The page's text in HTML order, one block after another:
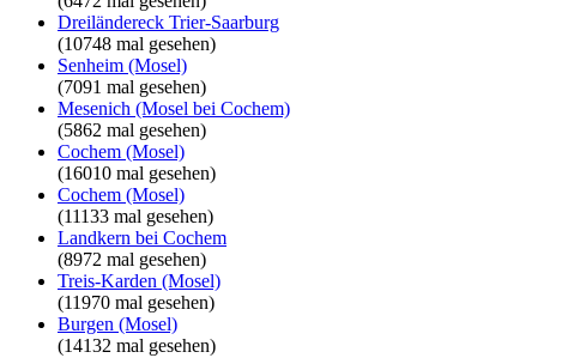
Dreiländereck Trier-Saarburg
(10748 mal gesehen)
Senheim (Mosel)
(7091 mal gesehen)
Mesenich (Mosel bei Cochem)
(5862 mal gesehen)
Cochem (Mosel)
(16010 mal gesehen)
Cochem (Mosel)
(11133 mal gesehen)
Landkern bei Cochem
(8972 mal gesehen)
Treis-Karden (Mosel)
(11970 mal gesehen)
Burgen (Mosel)
(14132 mal gesehen)